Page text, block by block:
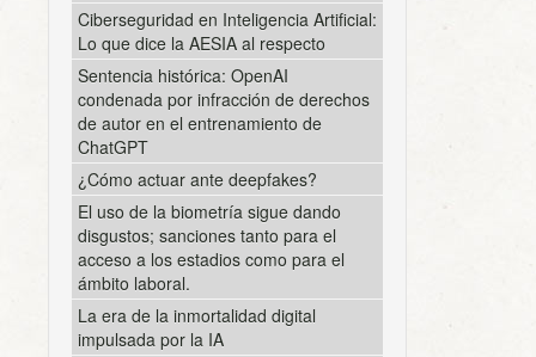
Ciberseguridad en Inteligencia Artificial:
Lo que dice la AESIA al respecto
Sentencia histórica: OpenAI
condenada por infracción de derechos
de autor en el entrenamiento de
ChatGPT
¿Cómo actuar ante deepfakes?
El uso de la biometría sigue dando
disgustos; sanciones tanto para el
acceso a los estadios como para el
ámbito laboral.
La era de la inmortalidad digital
impulsada por la IA